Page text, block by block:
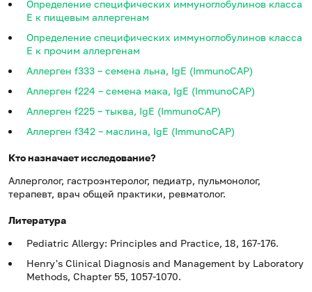
Определение специфических иммуноглобулинов класса
E к пищевым аллергенам
Определение специфических иммуноглобулинов класса
E к прочим аллергенам
Аллерген f333 – семена льна, IgE (ImmunoCAP)
Аллерген f224 – семена мака, IgE (ImmunoCAP)
Аллерген f225 – тыква, IgE (ImmunoCAP)
Аллерген f342 – маслина, IgE (ImmunoCAP)
Кто назначает исследование?
Аллерголог, гастроэнтеролог, педиатр, пульмонолог,
терапевт, врач общей практики, ревматолог.
Литература
Pediatric Allergy: Principles and Practice, 18, 167-176.
Henry's Clinical Diagnosis and Management by Laboratory
Methods, Chapter 55, 1057-1070.